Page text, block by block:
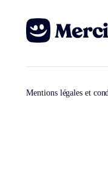
Mentions légales et